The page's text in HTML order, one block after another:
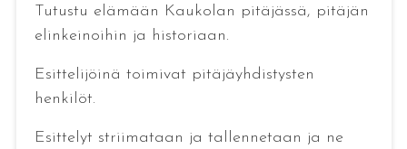
Tutustu elämään Kaukolan pitäjässä, pitäjän
elinkeinoihin ja historiaan.
Esittelijöinä toimivat pitäjäyhdistysten
henkilöt.
Esittelyt striimataan ja tallennetaan ja ne